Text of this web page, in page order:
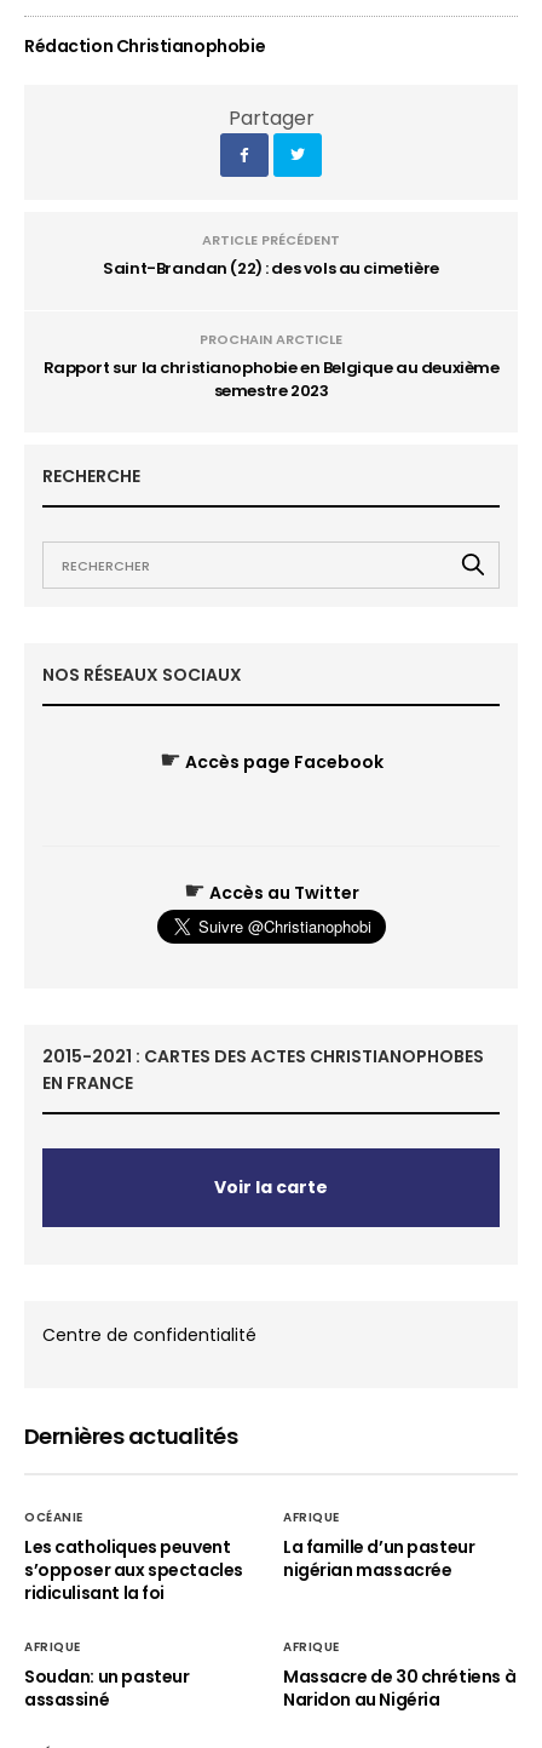
Rédaction Christianophobie
Partager
ARTICLE PRÉCÉDENT
Saint-Brandan (22) : des vols au cimetière
PROCHAIN ARCTICLE
Rapport sur la christianophobie en Belgique au deuxième
semestre 2023
RECHERCHE
NOS RÉSEAUX SOCIAUX
☛ Accès page Facebook
☛ Accès au Twitter
2015-2021 : CARTES DES ACTES CHRISTIANOPHOBES
EN FRANCE
Voir la carte
Centre de confidentialité
Dernières actualités
OCÉANIE
Les catholiques peuvent
s’opposer aux spectacles
ridiculisant la foi
AFRIQUE
La famille d’un pasteur
nigérian massacrée
AFRIQUE
Soudan: un pasteur
assassiné
AFRIQUE
Massacre de 30 chrétiens à
Naridon au Nigéria